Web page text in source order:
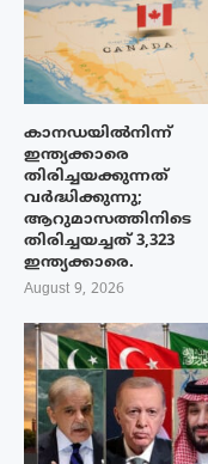
കാനഡയിൽനിന്ന്
ഇന്ത്യക്കാരെ
തിരിച്ചയക്കുന്നത്
വർദ്ധിക്കുന്നു;
ആറുമാസത്തിനിടെ
തിരിച്ചയച്ചത് 3,323
ഇന്ത്യക്കാരെ.
August 9, 2026